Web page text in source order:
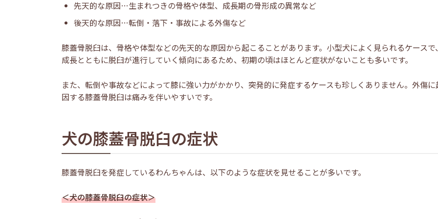
先天的な原因…生まれつきの骨格や体型、成長期の骨形成の異常など
後天的な原因…転倒・落下・事故による外傷など
膝蓋骨脱臼は、骨格や体型などの先天的な原因から起こることがあります。小型犬によく見られるケースで、
成長とともに脱臼が進行していく傾向にあるため、初期の頃はほとんど症状がないことも多いです。
また、転倒や事故などによって膝に強い力がかかり、突発的に発症するケースも珍しくありません。外傷に
因する膝蓋骨脱臼は痛みを伴いやすいです。
犬の膝蓋骨脱臼の症状
膝蓋骨脱臼を発症しているわんちゃんは、以下のような症状を見せることが多いです。
＜犬の膝蓋骨脱臼の症状＞